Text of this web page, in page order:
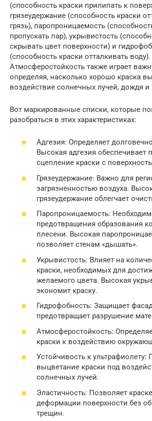
(способность краски прилипать к
грязеудержание (способность краски
грязь), паропроницаемость
пропускать пар), укрывистость
скрывать цвет поверхности) и
(способность краски отталкивать воду).
Атмосферостойкость также играет
определяя, насколько хорошо краска
воздействие солнечных лучей, дождя и
Вот маркированные списки, которые
разобраться в этих характеристиках:
Адгезия: Определяет
Высокая адгезия обеспечивает
сцепление краски с
Грязеудержание: Важно для
загрязненностью воздуха.
грязеудержание облегчает
Паропроницаемость:
предотвращения образования
плесени. Высокая
позволяет стенам «дышать».
Укрывистость: Влияет на
краски, необходимых для
желаемого цвета. Высокая
экономит краску.
Гидрофобность: Защищает
предотвращает разрушение
Атмосферостойкость:
краски к воздействию
Устойчивость к ультрафиолету:
выцветание краски под
солнечных лучей.
Эластичность: Позволяет
деформации поверхности без
трещин.